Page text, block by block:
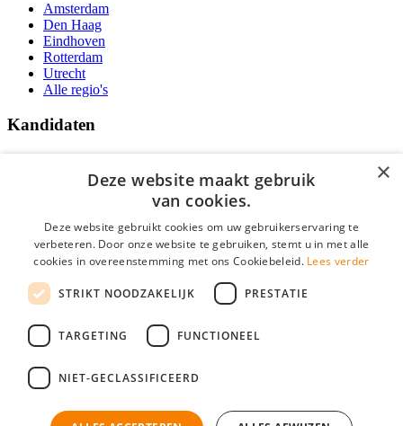
Amsterdam
Den Haag
Eindhoven
Rotterdam
Utrecht
Alle regio's
Kandidaten
Vacatures
Over Vacatures Overheid Online
YoungCapital IOS App
YoungCapital Android App
Hoofdkantoor Hoofddorp
Social
×
Deze website maakt gebruik
van cookies.
Deze website gebruikt cookies om uw gebruikerservaring te
verbeteren. Door onze website te gebruiken, stemt u in met alle
cookies in overeenstemming met ons Cookiebeleid. Lees verder
STRIKT NOODZAKELIJK PRESTATIE
TARGETING FUNCTIONEEL
NIET-GECLASSIFICEERD